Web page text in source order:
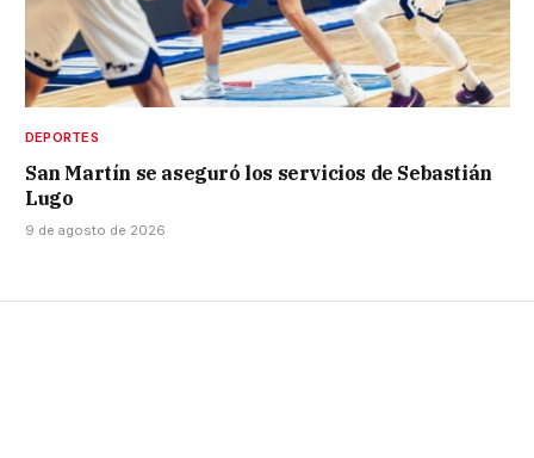
DEPORTES
San Martín se aseguró los servicios de Sebastián
Lugo
9 de agosto de 2026